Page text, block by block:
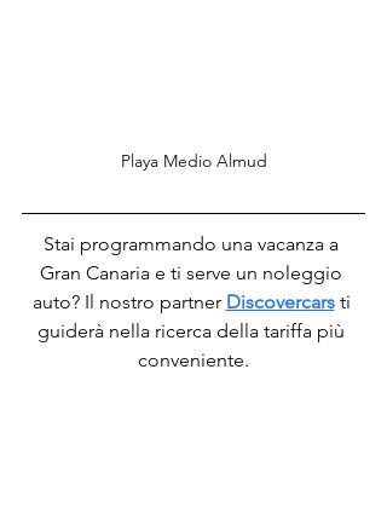
Playa Medio Almud
Stai programmando una vacanza a
Gran Canaria e ti serve un noleggio
auto? Il nostro partner Discovercars ti
guiderà nella ricerca della tariffa più
conveniente.